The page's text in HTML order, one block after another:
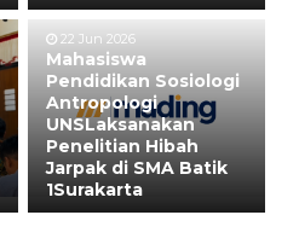
22 Jun 2026
Mahasiswa
Pendidikan Sosiologi
Antropologi
UNSLaksanakan
Penelitian Hibah
Jarpak di SMA Batik
1Surakarta